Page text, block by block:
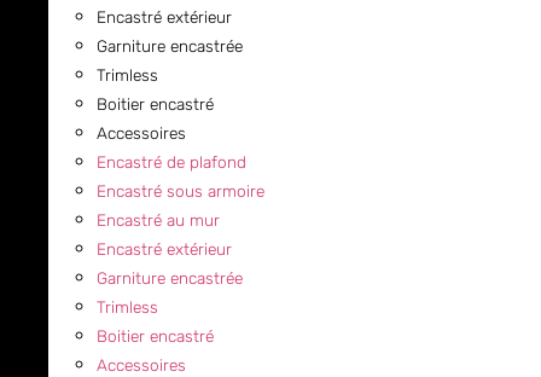
Encastré extérieur
Garniture encastrée
Trimless
Boitier encastré
Accessoires
Encastré de plafond
Encastré sous armoire
Encastré au mur
Encastré extérieur
Garniture encastrée
Trimless
Boitier encastré
Accessoires